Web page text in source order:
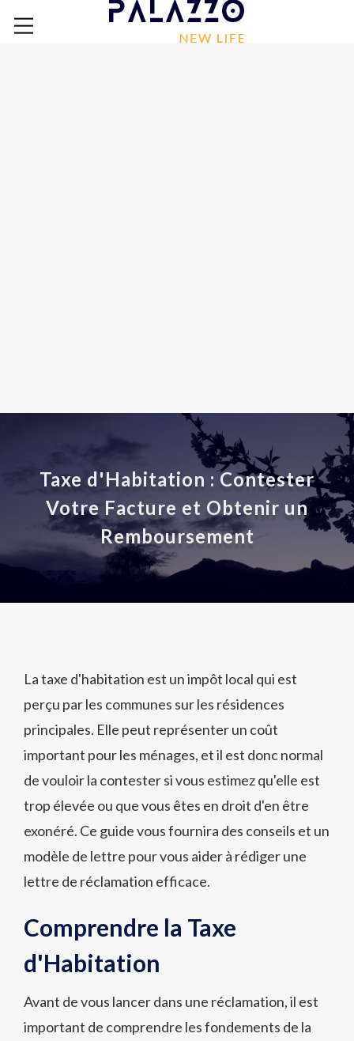
Taxe d'Habitation : Contester
Votre Facture et Obtenir un
Remboursement
La taxe d'habitation est un impôt local qui est
perçu par les communes sur les résidences
principales. Elle peut représenter un coût
important pour les ménages, et il est donc normal
de vouloir la contester si vous estimez qu'elle est
trop élevée ou que vous êtes en droit d'en être
exonéré. Ce guide vous fournira des conseils et un
modèle de lettre pour vous aider à rédiger une
lettre de réclamation efficace.
Comprendre la Taxe
d'Habitation
Avant de vous lancer dans une réclamation, il est
important de comprendre les fondements de la